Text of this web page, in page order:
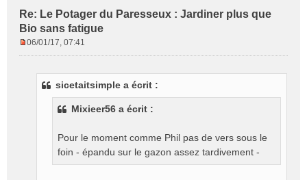
Re: Le Potager du Paresseux : Jardiner plus que
Bio sans fatigue
06/01/17, 07:41
sicetaitsimple a écrit :
Mixieer56 a écrit :
Pour le moment comme Phil pas de vers sous le
foin - épandu sur le gazon assez tardivement -